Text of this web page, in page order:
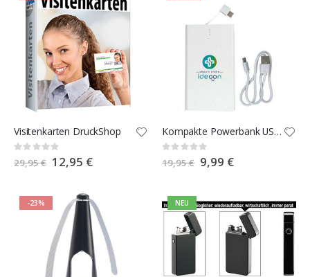
Visitenkarten DruckShop
Rating:
0%
29,95 € Special
Price
12,95 €
Kompakte Powerbank USB-C 4.000 mAh
Rating:
0%
19,95 € Special
Price
9,99 €
-23% NEU